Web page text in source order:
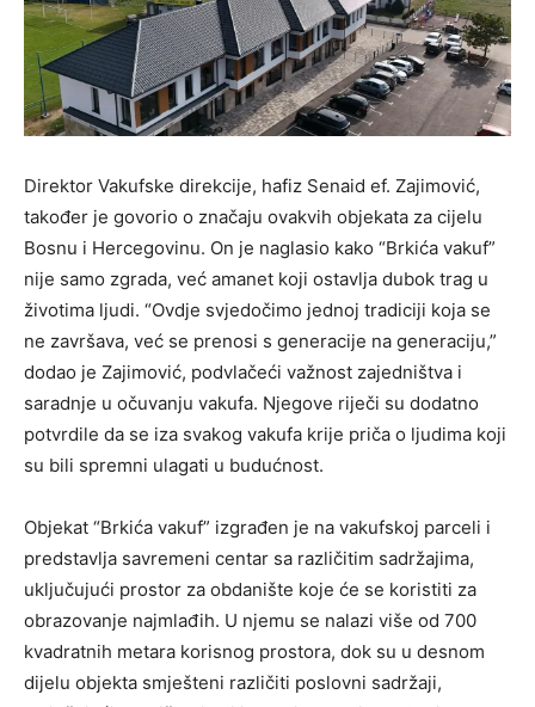
Direktor Vakufske direkcije, hafiz Senaid ef. Zajimović,
također je govorio o značaju ovakvih objekata za cijelu
Bosnu i Hercegovinu. On je naglasio kako “Brkića vakuf”
nije samo zgrada, već amanet koji ostavlja dubok trag u
životima ljudi. “Ovdje svjedočimo jednoj tradiciji koja se
ne završava, već se prenosi s generacije na generaciju,”
dodao je Zajimović, podvlačeći važnost zajedništva i
saradnje u očuvanju vakufa. Njegove riječi su dodatno
potvrdile da se iza svakog vakufa krije priča o ljudima koji
su bili spremni ulagati u budućnost.
Objekat “Brkića vakuf” izgrađen je na vakufskoj parceli i
predstavlja savremeni centar sa različitim sadržajima,
uključujući prostor za obdanište koje će se koristiti za
obrazovanje najmlađih. U njemu se nalazi više od 700
kvadratnih metara korisnog prostora, dok su u desnom
dijelu objekta smješteni različiti poslovni sadržaji,